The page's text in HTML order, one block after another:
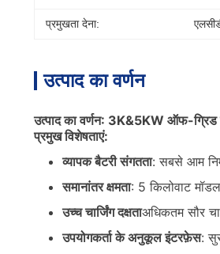
प्रमुखता देना:
उत्पाद का वर्णन
उत्पाद का वर्णन: 3K&5KW ऑफ-ग्रिड
प्रमुख विशेषताएं:
व्यापक बैटरी संगतता: सबसे आम
समानांतर क्षमता: 5 किलोवाट
उच्च चार्जिंग दक्षताअधिकतम सौर
उपयोगकर्ता के अनुकूल इंटरफ़ेस: